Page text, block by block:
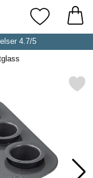
ABMine
4.7/5
Bakeform